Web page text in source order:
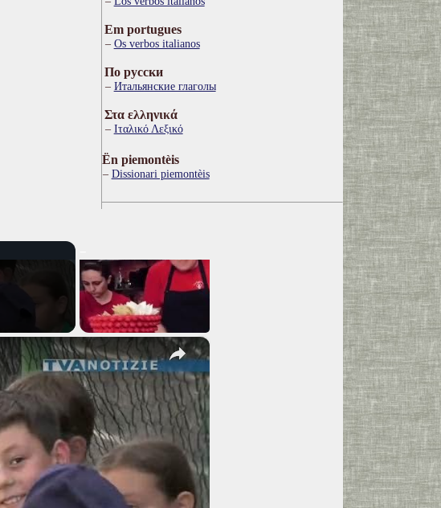
Em portugues
Os verbos italianos
По русски
Итальянские глаголы
Στα ελληνικά
Ιταλικό Λεξικό
Ën piemontèis
Dissionari piemontèis
×